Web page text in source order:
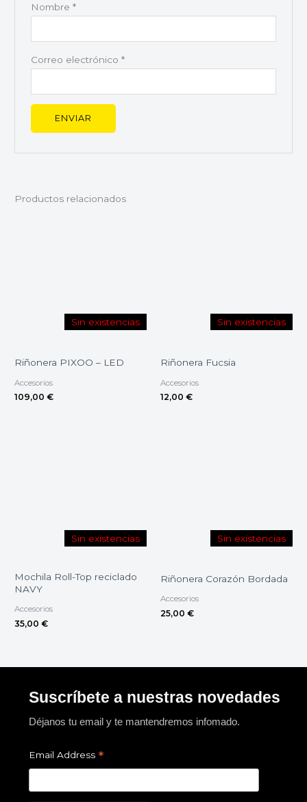
Nombre *
Correo electrónico *
Productos relacionados
Sin existencias
Riñonera PIXOO – LED
Accesorios
109,00 €
Sin existencias
Riñonera Fucsia
Accesorios
12,00 €
Sin existencias
Mochila Roll-Top reciclado
NAVY
Accesorios
35,00 €
Sin existencias
Riñonera Corazón Bordada
Accesorios
25,00 €
Suscríbete a nuestras novedades
Déjanos tu email y te mantendremos infomado.
Email Address *